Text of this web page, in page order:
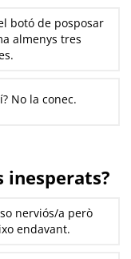
botó de posposar
almenys tres
No la conec.
inesperats?
nerviós/a però
endavant.